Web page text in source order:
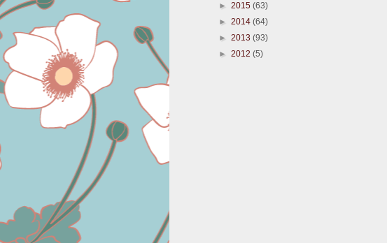
► 2015 (63)
► 2014 (64)
► 2013 (93)
► 2012 (5)